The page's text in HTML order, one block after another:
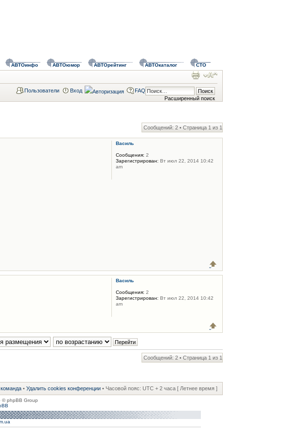
АВТОинфо АВТОюмор АВТОрейтинг АВТОкаталог СТО
Расширенный поиск
Пользователи Вход FAQ
Сообщений: 2 • Страница 1 из 1
Василь
Сообщения: 2
Зарегистрирован: Вт июл 22, 2014 10:42
am
Василь
Сообщения: 2
Зарегистрирован: Вт июл 22, 2014 10:42
am
Сообщений: 2 • Страница 1 из 1
• Удалить cookies конференции • Часовой пояс: UTC + 2 часа [ Летнее время ]
© phpBB Group